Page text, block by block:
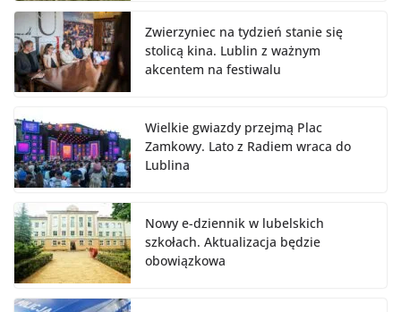
Zwierzyniec na tydzień stanie się
stolicą kina. Lublin z ważnym
akcentem na festiwalu
Wielkie gwiazdy przejmą Plac
Zamkowy. Lato z Radiem wraca do
Lublina
Nowy e-dziennik w lubelskich
szkołach. Aktualizacja będzie
obowiązkowa